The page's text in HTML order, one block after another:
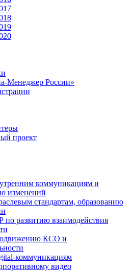
Менеджер России»
проект
коммуникациям и
изменений
стандартам, образованию
развитию взаимодействия
КСО и
коммуникациям
видео